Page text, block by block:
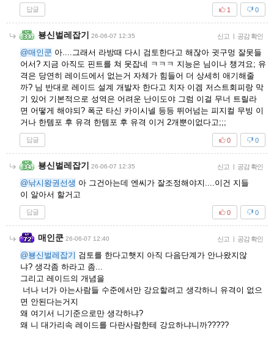
답글 0
1
뵹신벌레잡기 26-06-07 12:35 신고 | 공감 확인
@매인쿤 아....그래서 라방때 다시 검토한다고 해잖아 귓구멍 잘못들
어서? 지금 아직도 핀트를 쳐 못잡네 ㅋㅋㅋ 지능은 님이나 챙겨요; 유
격은 당연히 레이드에서 없는거 자체가 힘들어 더 상세히 애기해줄
까? 님 반대로 레이드 설계 개발자 한다고 치자 이겜 저스트회피랑 막
기 있어 기본적으로 성역은 어려운 난이도야 그럼 이걸 무너 트릴라
면 어떻게 해야되? 폭군 타신 카이시넬 등등 뛰어넘는 피지컬 무빙 이
거나 한템포 후 유격 한템포 후 유격 이거 2개뿐이없다고;;;
답글 0
0
뵹신벌레잡기 26-06-07 12:35 신고 | 공감 확인
@낚시왕권선생 아 그건아는데 엔씨가 잘조정해야지....이건 지들
이 알아서 할거고
답글 0
0
매인쿤 26-06-07 12:40 신고 | 공감 확인
@뵹신벌레잡기 검토를 한다고햇지 아직 다음단계가 안나왔지않
냐? 생각좀 하라고 좀...
그리고 레이드의 개념을
너나 너가 아는사람들 수준에서만 강요할려고 생각하니 유격이 없으
면 안된다는거지
왜 여기서 니기준으로만 생각하냐?
왜 니 대가리속 레이드를 다란사람한테 강요하냐니까?????